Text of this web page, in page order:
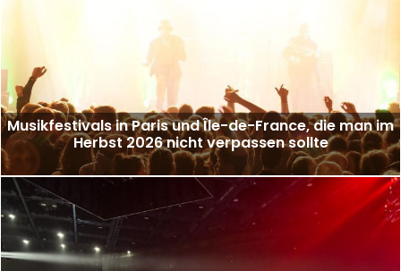
Musikfestivals in Paris und Île-de-France, die man im
Herbst 2026 nicht verpassen sollte